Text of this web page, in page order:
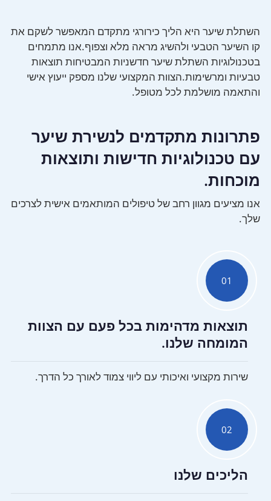
השתלת שיער היא הליך כירורגי מתקדם המאפשר לשקם את
קו השיער הטבעי ולהשיג מראה מלא וצפוף.אנו מתמחים
בטכנולוגיות השתלת שיער חדשניות המבטיחות תוצאות
טבעיות ומרשימות.הצוות המקצועי שלנו מספק ייעוץ אישי
והתאמה מושלמת לכל מטופל.
פתרונות מתקדמים לנשירת שיער
עם טכנולוגיות חדישות ותוצאות
מוכחות.
אנו מציעים מגוון רחב של טיפולים המותאמים אישית לצרכים
שלך.
01
תוצאות מדהימות בכל פעם עם הצוות
המומחה שלנו.
שירות מקצועי ואיכותי עם ליווי צמוד לאורך כל הדרך.
02
הליכים שלנו